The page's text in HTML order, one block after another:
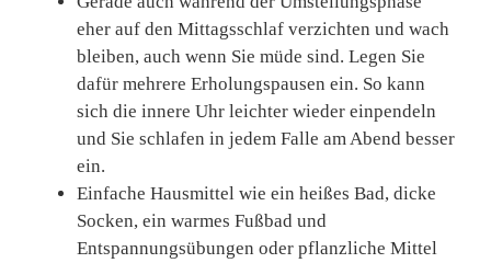
eher auf den Mittagsschlaf verzichten und wach
bleiben, auch wenn Sie müde sind. Legen Sie
dafür mehrere Erholungspausen ein. So kann
sich die innere Uhr leichter wieder einpendeln
und Sie schlafen in jedem Falle am Abend besser
ein.
Einfache Hausmittel wie ein heißes Bad, dicke
Socken, ein warmes Fußbad und
Entspannungsübungen oder pflanzliche Mittel